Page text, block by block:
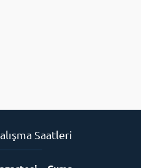
Saatleri